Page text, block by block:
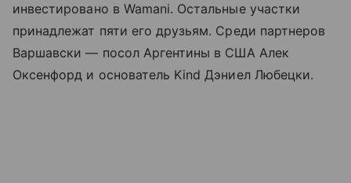
инвестировано в Wamani. Остальные участки
принадлежат пяти его друзьям. Среди партнеров
Варшавски — посол Аргентины в США Алек
Оксенфорд и основатель Kind Дэниел Любецки.